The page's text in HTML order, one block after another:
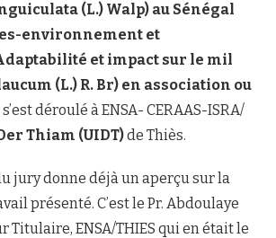
(L.) Walp) au Sénégal
environnement et
et impact sur le mil
(L.) R. Br) en association ou
s’est déroulé à ENSA- CERAAS-ISRA/
Thiam (UIDT)de Thiès.
jury donne déjà un aperçu sur la
présenté. C’est le Pr. Abdoulaye
Titulaire, ENSA/THIES qui en était le